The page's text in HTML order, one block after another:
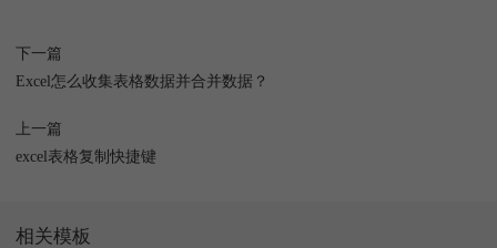
下一篇
Excel怎么收集表格数据并合并数据？
上一篇
excel表格复制快捷键
相关模板